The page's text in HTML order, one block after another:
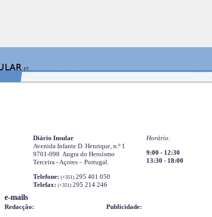
Diário Insular
Avenida Infante D. Henrique, n.º 1
9701-098 Angra do Heroísmo
Terceira - Açores – Portugal.
Telefone: (+351)295 401 050
Telefax: (+351)295 214 246
Horário:
9:00 - 12:30
13:30 - 18:00
e-mails
Redacção:
Publicidade: